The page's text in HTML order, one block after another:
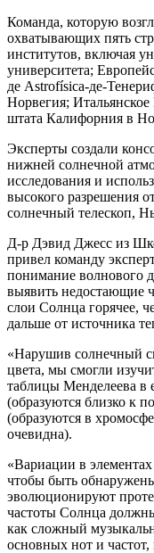
Команда, которую
охватывающих пять
институтов, включая
университета;
де Astrofísica-де-
Норвегия; Итальянское
штата Калифорния в
Эксперты создали
нижней солнечной
исследования и
высокого разрешения
солнечный телескоп,
Д-р Дэвид Джесс из
привел команду
понимание волнового
выявить недостающие
слои Солнца горячее,
дальше от источника
«Нарушив солнечный
цвета, мы смогли
таблицы Менделеева в
(образуются близко к
(образуются в
очевидна).
«Вариации в
чтобы быть
эволюционируют
частоты Солнца
как сложный
основных нот и